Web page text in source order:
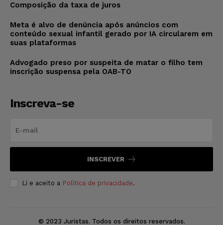
Composição da taxa de juros
Meta é alvo de denúncia após anúncios com
conteúdo sexual infantil gerado por IA circularem em
suas plataformas
Advogado preso por suspeita de matar o filho tem
inscrição suspensa pela OAB-TO
Inscreva-se
INSCREVER
Li e aceito a Política de privacidade.
© 2023 Juristas. Todos os direitos reservados.